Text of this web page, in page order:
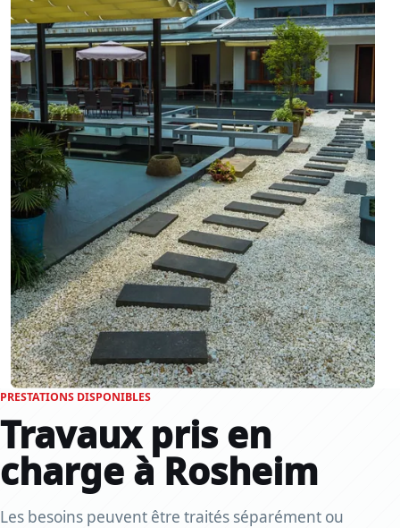
PRESTATIONS DISPONIBLES
Travaux pris en
charge à Rosheim
Les besoins peuvent être traités séparément ou